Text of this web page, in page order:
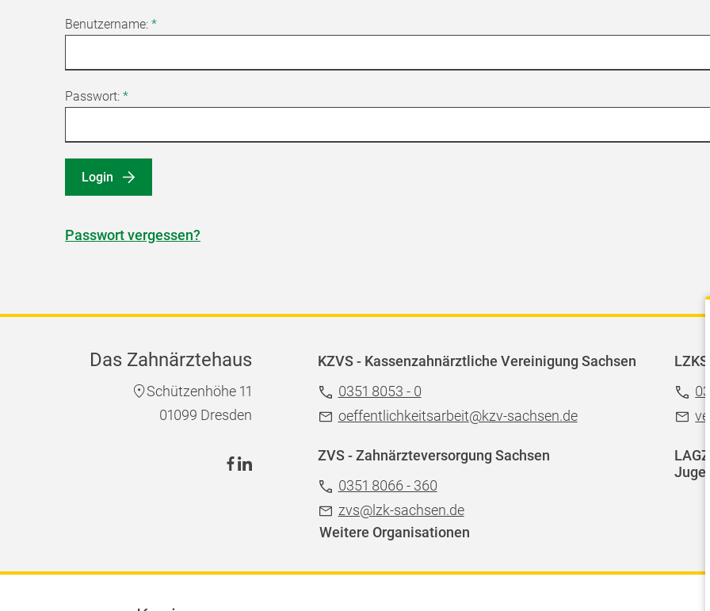
Benutzername: *
Passwort: *
Login
Passwort vergessen?
Das Zahnärztehaus
Schützenhöhe 11
01099 Dresden
KZVS - Kassenzahnärztliche Vereinigung Sachsen
0351 8053 - 0
oeffentlichkeitsarbeit@kzv-sachsen.de
ZVS - Zahnärzteversorgung Sachsen
0351 8066 - 360
zvs@lzk-sachsen.de
Weitere Organisationen